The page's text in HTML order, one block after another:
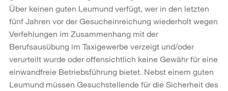
Über keinen guten Leumund verfügt, wer in den letzten
fünf Jahren vor der Gesucheinreichung wiederholt wegen
Verfehlungen im Zusammenhang mit der
Berufsausübung im Taxigewerbe verzeigt und/oder
verurteilt wurde oder offensichtlich keine Gewähr für eine
einwandfreie Betriebsführung bietet. Nebst einem guten
Leumund müssen Gesuchstellende für die Sicherheit des